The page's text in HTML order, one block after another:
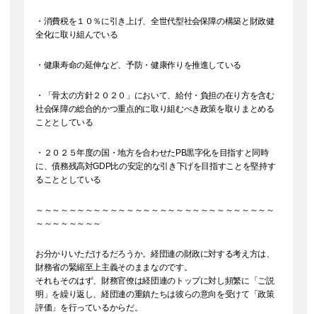
・消費税を１０％に引き上げ、全世代型社会保障の構築と財政健
全化に取り組んでいる
・健康寿命の延伸など、予防・健康作りを推進している
・「骨太の方針２０２０」において、給付・負担の在り方を含む
社会保障の総合的かつ重点的に取り組むべき政策を取りまとめる
こととしている
・２０２５年度の国・地方を合わせたPB黒字化を目指すと同時
に、債務残高対GDP比の安定的な引き下げを目指すことを堅持す
ることとしている
～～～～～～～～～～～～～～～～～～～～～～～～～～～～～
～～～～～～～～
お分かりいただけるだろうか。経団連の財政に対する考え方は、
財務省の緊縮至上主義そのままなのです。
それもそのはず、財務官僚は経団連のトップに対し頻繁に「ご説
明」を繰り返し、経団連の重鎮たちは彼らの意向を受けて「政策
評価」を行っているからだ。